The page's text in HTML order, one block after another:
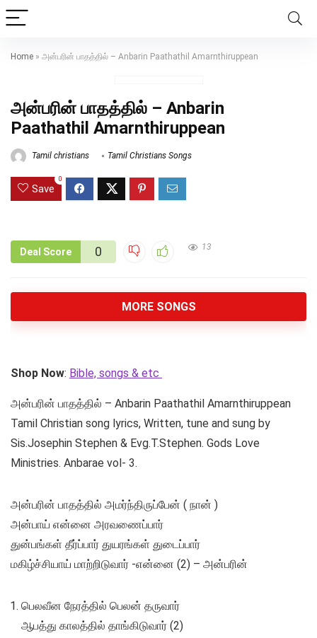
Home » அன்பரின் பாதத்தில் – Anbarin Paathathil Amarnthiruppean
அன்பரின் பாதத்தில் – Anbarin
Paathathil Amarnthiruppean
Tamil christians Tamil Christians Songs
Save
0
Deal Score 0 13
MORE SONGS
Shop Now: Bible, songs & etc
அன்பரின் பாதத்தில் – Anbarin Paathathil Amarnthiruppean
Tamil Christian song lyrics, Written, tune and sung by
Sis.Josephin Stephen & Evg.T.Stephen. Gods Love
Ministries. Anbarae vol- 3.
அன்பரின் பாதத்தில் அமர்ந்திருப்பேன் ( நான் )
அன்பாய் என்னை அரவணைப்பார்
துன்பங்கள் தீர்ப்பார் துயரங்கள் துடைப்பார்
மகிழ்ச்சியாய் மாற்றிடுவார் -என்னை (2) – அன்பரின்
பெலவீன நேரத்தில் பெலன் தருவார்
ஆபத்து காலத்தில் தாங்கிடுவார் (2)